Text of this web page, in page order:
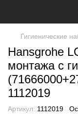
Гигиенические
Hansgrohe
монтажа с
1112019
Артикул: 1112019